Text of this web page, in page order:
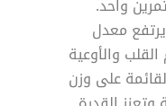
يرتفع معدل
والأوعية
على وزن